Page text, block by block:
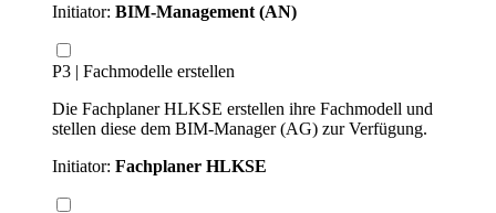
Initiator: BIM-Management (AN)
P3 | Fachmodelle erstellen
Die Fachplaner HLKSE erstellen ihre Fachmodell und
stellen diese dem BIM-Manager (AG) zur Verfügung.
Initiator: Fachplaner HLKSE